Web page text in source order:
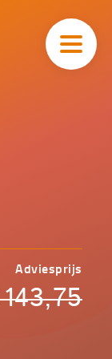
Adviesprijs
143,75